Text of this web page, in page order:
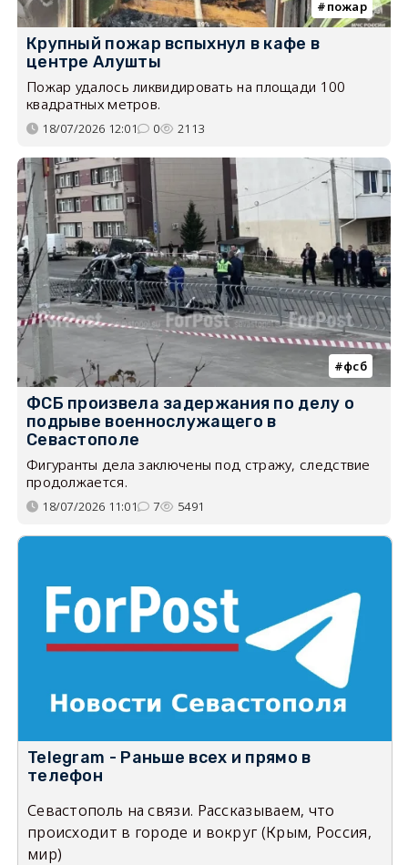
пожар
Крупный пожар вспыхнул в кафе в
центре Алушты
Пожар удалось ликвидировать на площади 100
квадратных метров.
18/07/2026 12:01 0 2113
фсб
ФСБ произвела задержания по делу о
подрыве военнослужащего в
Севастополе
Фигуранты дела заключены под стражу, следствие
продолжается.
18/07/2026 11:01 7 5491
Telegram - Раньше всех и прямо в
телефон
Севастополь на связи. Рассказываем, что
происходит в городе и вокруг (Крым, Россия,
мир)